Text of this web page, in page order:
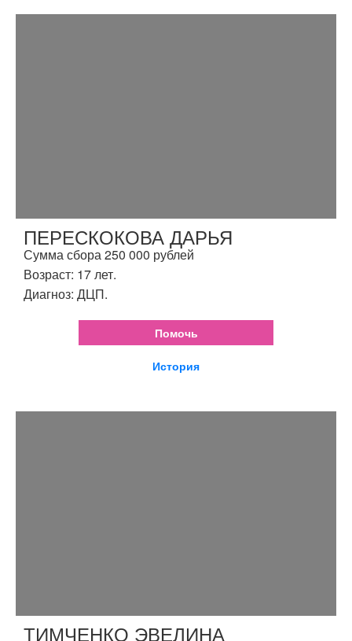
ПЕРЕСКОКОВА ДАРЬЯ
Сумма сбора 250 000 рублей
Возраст: 17 лет.
Диагноз: ДЦП.
Помочь
История
ТИМЧЕНКО ЭВЕЛИНА